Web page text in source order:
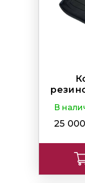
В
25 000